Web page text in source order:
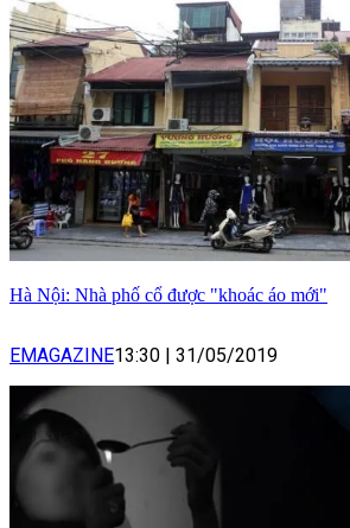
Hà Nội: Nhà phố cổ được "khoác áo mới"
EMAGAZINE13:30 | 31/05/2019